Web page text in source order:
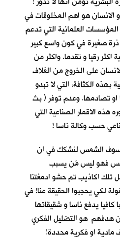
الانسان هو اهم المخلوقات في
العلمانية التي تدعم
صغيرة في كون واسع كبير
رقيا و تقدما. واكثر من
على الخروج من الغلاف
بهذه الكثافة، التي لا تبدو
تصادمها. وعدم توفر ( بث
الاقمار الصناعية التي
حسب وكالة ناسا !
الشمس لنشكك في ان
فهو ليس مَن يسبب
اكاذيب تم حشو ادمغتنا
لكي يحجبوا الحقيقة عنا! في
يدفع ناسا و شقيقاتها
ان هدفهم هو التضليل الفكري
مادية او فكرية محددة!